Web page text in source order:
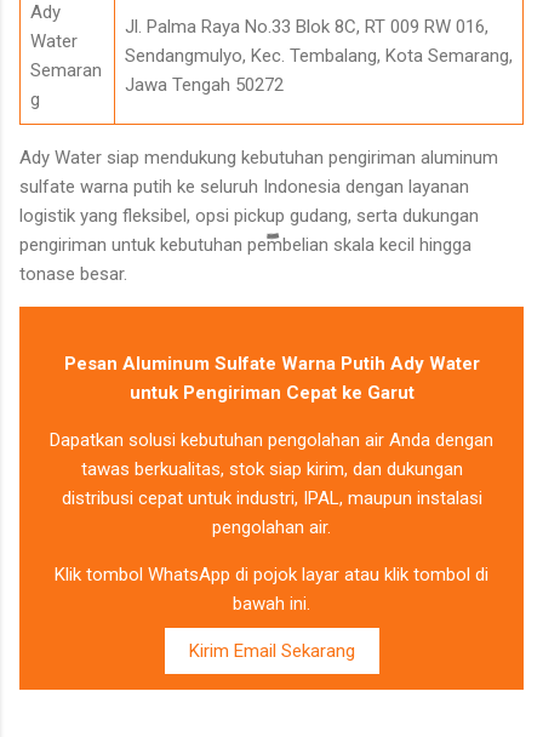
Ady
Water
Semaran
g
Jl. Palma Raya No.33 Blok 8C, RT 009 RW 016,
Sendangmulyo, Kec. Tembalang, Kota Semarang,
Jawa Tengah 50272
Ady Water siap mendukung kebutuhan pengiriman aluminum
sulfate warna putih ke seluruh Indonesia dengan layanan
logistik yang fleksibel, opsi pickup gudang, serta dukungan
pengiriman untuk kebutuhan pembelian skala kecil hingga
tonase besar.
Pesan Aluminum Sulfate Warna Putih Ady Water
untuk Pengiriman Cepat ke Garut
Dapatkan solusi kebutuhan pengolahan air Anda dengan
tawas berkualitas, stok siap kirim, dan dukungan
distribusi cepat untuk industri, IPAL, maupun instalasi
pengolahan air.
Klik tombol WhatsApp di pojok layar atau klik tombol di
bawah ini.
Kirim Email Sekarang